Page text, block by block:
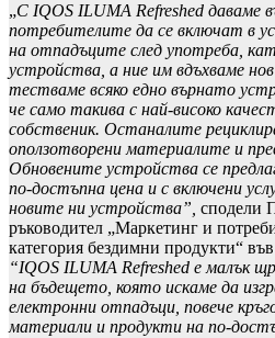
„С IQOS ILUMA Refreshed даваме
потребителите да се включат в
на отпадъците след употреба,
устройства, а ние им вдъхваме
тестваме всяко едно върнато
че само такива с най-високо
собственик. Останалите
оползотворени материалите и
Обновените устройства се
по-достъпна цена и с включени
новите ни устройства”, сподели
ръководител „Маркетинг и
категория бездимни продукти“
“IQOS ILUMA Refreshed е малък
на бъдещето, която искаме да
електронни отпадъци, повече
материали и продукти на по-